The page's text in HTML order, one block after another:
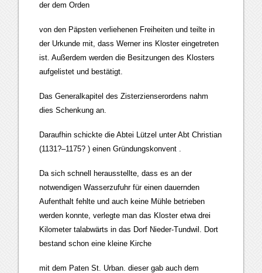
der dem Orden
von den Päpsten verliehenen Freiheiten und teilte in
der Urkunde mit, dass Werner ins Kloster eingetreten
ist. Außerdem werden die Besitzungen des Klosters
aufgelistet und bestätigt.
Das Generalkapitel des Zisterzienserordens nahm
dies Schenkung an.
Daraufhin schickte die Abtei Lützel unter Abt Christian
(1131?–1175? ) einen Gründungskonvent .
Da sich schnell herausstellte, dass es an der
notwendigen Wasserzufuhr für einen dauernden
Aufenthalt fehlte und auch keine Mühle betrieben
werden konnte, verlegte man das Kloster etwa drei
Kilometer talabwärts in das Dorf Nieder-Tundwil. Dort
bestand schon eine kleine Kirche
mit dem Paten St. Urban. dieser gab auch dem